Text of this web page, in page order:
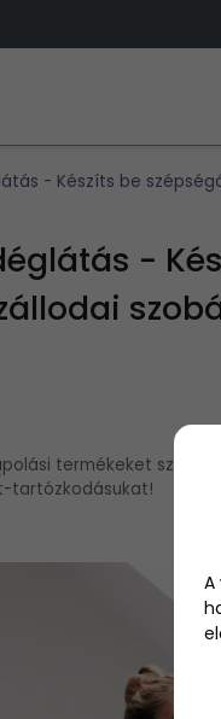
- Készíts be
-
termékeket
tartózkodásukat!
A